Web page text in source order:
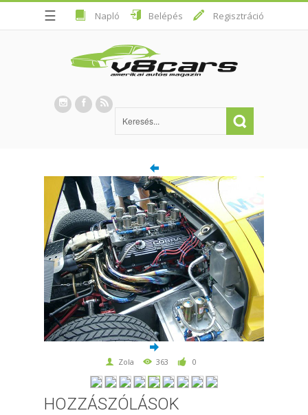
☰ Napló Belépés Regisztráció
Zola 363 0
HOZZÁSZÓLÁSOK